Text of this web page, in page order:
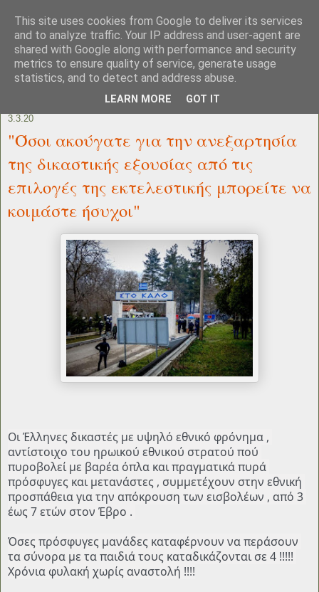
3.3.20
"Όσοι ακούγατε για την ανεξαρτησία
της δικαστικής εξουσίας από τις
επιλογές της εκτελεστικής μπορείτε να
κοιμάστε ήσυχοι"
Οι Έλληνες δικαστές με υψηλό εθνικό φρόνημα ,
αντίστοιχο του ηρωικού εθνικού στρατού πού
πυροβολεί με βαρέα όπλα και πραγματικά πυρά
πρόσφυγες και μετανάστες , συμμετέχουν στην εθνική
προσπάθεια για την απόκρουση των εισβολέων , από 3
έως 7 ετών στον Έβρο .
Όσες πρόσφυγες μανάδες καταφέρνουν να περάσουν
τα σύνορα με τα παιδιά τους καταδικάζονται σε 4 !!!!!
Χρόνια φυλακή χωρίς αναστολή !!!!
This site uses cookies from Google to deliver its services
and to analyze traffic. Your IP address and user-agent are
shared with Google along with performance and security
metrics to ensure quality of service, generate usage
statistics, and to detect and address abuse.
LEARN MORE GOT IT